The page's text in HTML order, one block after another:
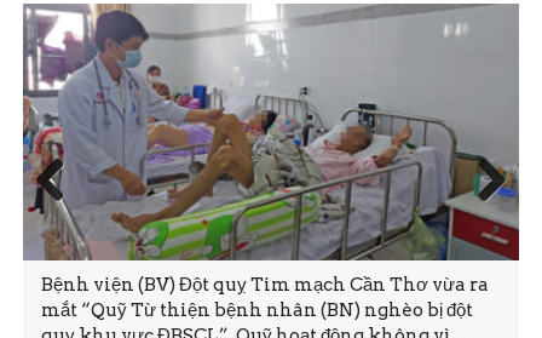
Bệnh viện (BV) Đột quỵ Tim mạch Cần Thơ vừa ra
mắt “Quỹ Từ thiện bệnh nhân (BN) nghèo bị đột
Prev
ious
Next